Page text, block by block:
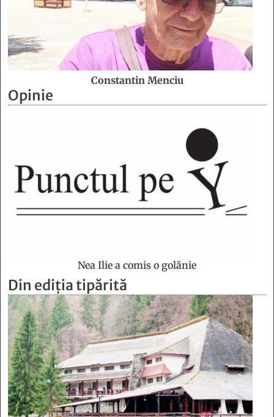
Constantin Menciu
Opinie
Nea Ilie a comis o golănie
Din ediția tipărită